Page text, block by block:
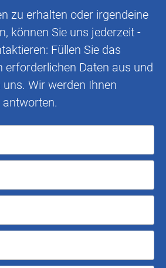
zu erhalten oder irgendeine
können Sie uns jederzeit -
Füllen Sie das
erforderlichen Daten aus und
uns. Wir werden Ihnen